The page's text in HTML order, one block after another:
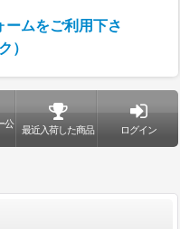
ムをご利用下さ
）
公
最近入荷した商品 ログイン